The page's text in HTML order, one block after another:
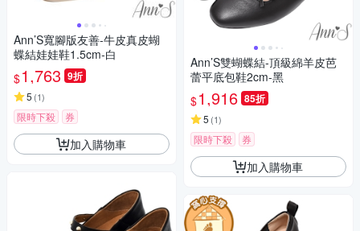
Ann’S寬腳版友善-牛皮真皮蝴
蝶結娃娃鞋1.5cm-白
$1,763 9折
5 (1)
限時下殺 券
加入購物車
Ann’S雙蝴蝶結-頂級綿羊皮芭
蕾平底包鞋2cm-黑
$1,916 85折
5 (1)
限時下殺 券
加入購物車